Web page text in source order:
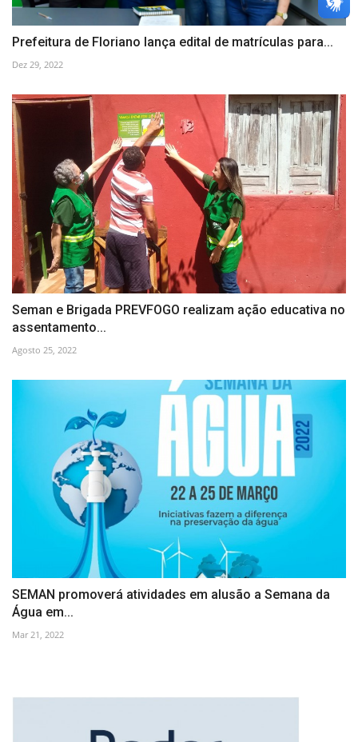
Prefeitura de Floriano lança edital de matrículas para...
Dez 29, 2022
Seman e Brigada PREVFOGO realizam ação educativa no
assentamento...
Agosto 25, 2022
SEMAN promoverá atividades em alusão a Semana da
Água em...
Mar 21, 2022